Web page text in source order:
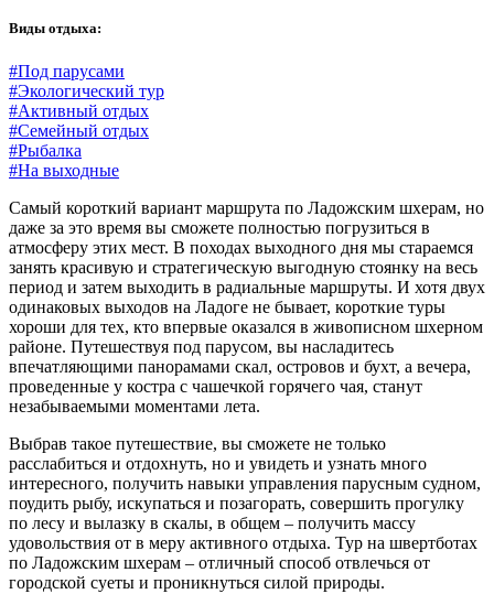
Виды отдыха:
#Под парусами
#Экологический тур
#Активный отдых
#Семейный отдых
#Рыбалка
#На выходные
Самый короткий вариант маршрута по Ладожским шхерам, но
даже за это время вы сможете полностью погрузиться в
атмосферу этих мест. В походах выходного дня мы стараемся
занять красивую и стратегическую выгодную стоянку на весь
период и затем выходить в радиальные маршруты. И хотя двух
одинаковых выходов на Ладоге не бывает, короткие туры
хороши для тех, кто впервые оказался в живописном шхерном
районе. Путешествуя под парусом, вы насладитесь
впечатляющими панорамами скал, островов и бухт, а вечера,
проведенные у костра с чашечкой горячего чая, станут
незабываемыми моментами лета.
Выбрав такое путешествие, вы сможете не только
расслабиться и отдохнуть, но и увидеть и узнать много
интересного, получить навыки управления парусным судном,
поудить рыбу, искупаться и позагорать, совершить прогулку
по лесу и вылазку в скалы, в общем – получить массу
удовольствия от в меру активного отдыха. Тур на швертботах
по Ладожским шхерам – отличный способ отвлечься от
городской суеты и проникнуться силой природы.